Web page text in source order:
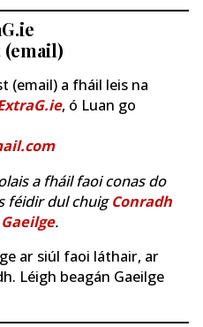
(email) a fháil leis na
, ó Luan go
a fháil faoi conas do
féidir dul chuigConradh
.
ar siúl faoi láthair, ar
Léigh beagán Gaeilge